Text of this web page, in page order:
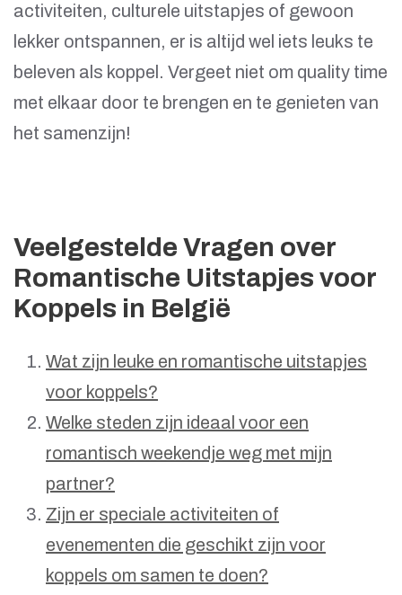
activiteiten, culturele uitstapjes of gewoon
lekker ontspannen, er is altijd wel iets leuks te
beleven als koppel. Vergeet niet om quality time
met elkaar door te brengen en te genieten van
het samenzijn!
Veelgestelde Vragen over
Romantische Uitstapjes voor
Koppels in België
Wat zijn leuke en romantische uitstapjes
voor koppels?
Welke steden zijn ideaal voor een
romantisch weekendje weg met mijn
partner?
Zijn er speciale activiteiten of
evenementen die geschikt zijn voor
koppels om samen te doen?